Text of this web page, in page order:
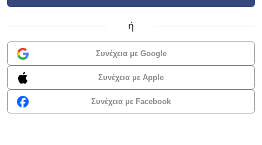
ή
Συνέχεια με Google
Συνέχεια με Apple
Συνέχεια με Facebook